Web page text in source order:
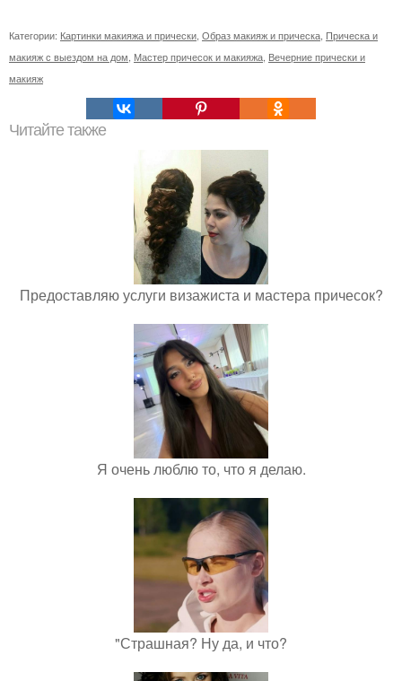
Категории: Картинки макияжа и прически Образ макияж и прическа Прическа и
макияж с выездом на дом Мастер причесок и макияжа Вечерние прически и
макияж
Читайте также
Предоставляю услуги визажиста и мастера причесок?
Я очень люблю то, что я делаю.
"Страшная? Ну да, и что?